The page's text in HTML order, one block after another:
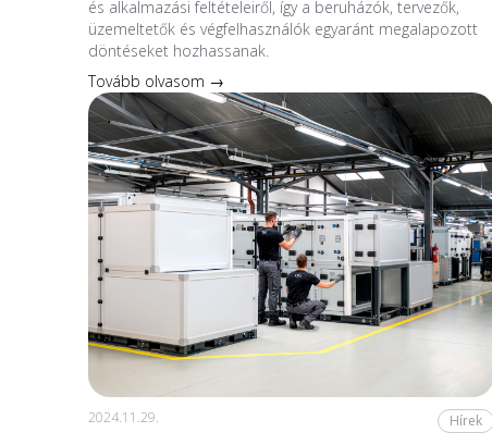
és alkalmazási feltételeiről, így a beruházók, tervezők,
üzemeltetők és végfelhasználók egyaránt megalapozott
döntéseket hozhassanak.
Tovább olvasom →
2024.11.29. Hírek